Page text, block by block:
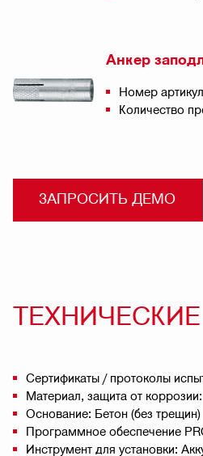
Анкер
Номер
Количество
ЗАПРОСИТЬ ДЕМО
Сертификаты / протоколы
Материал, защита от
Основание: Бетон (без трещин)
Программное обеспечение
Инструмент для установки: